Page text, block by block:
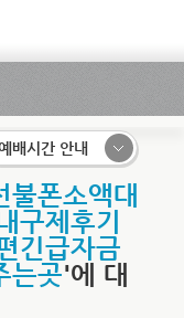
배시간 안내
불폰소액대
구제후기
긴급자금
는곳'에 대